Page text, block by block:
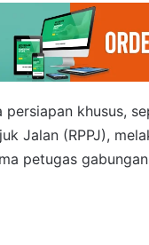
khusus,
Jalan (RPPJ),
petugas